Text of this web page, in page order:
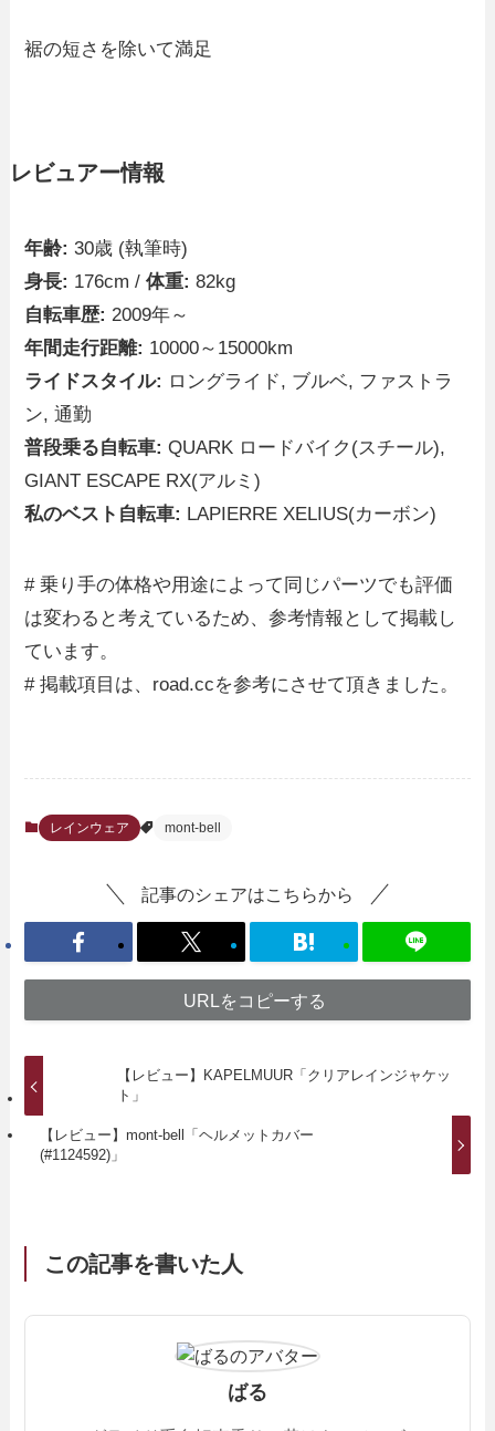
裾の短さを除いて満足
レビュアー情報
年齢: 30歳 (執筆時)
身長: 176cm /体重: 82kg
自転車歴: 2009年～
年間走行距離: 10000～15000km
ライドスタイル: ロングライド, ブルベ, ファストラ
ン, 通勤
普段乗る自転車: QUARK ロードバイク(スチール),
GIANT ESCAPE RX(アルミ)
私のベスト自転車: LAPIERRE XELIUS(カーボン)
# 乗り手の体格や用途によって同じパーツでも評価
は変わると考えているため、参考情報として掲載し
ています。
# 掲載項目は、road.ccを参考にさせて頂きました。
レインウェア mont-bell
記事のシェアはこちらから
URLをコピーする
【レビュー】KAPELMUUR「クリアレインジャケッ
ト」
【レビュー】mont-bell「ヘルメットカバー
(#1124592)」
この記事を書いた人
ばる